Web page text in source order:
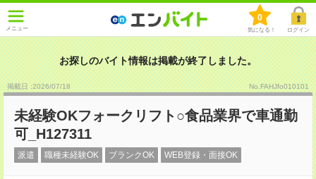
メニュー
0
気になる！ ログイン
お探しのバイト情報は掲載が終了しました。
掲載日 :2026/07/18 No.FAHJfo010101
未経験OKフォークリフト○食品業界で車通勤
可_H127311
派遣 職種未経験OK ブランクOK WEB登録・面接OK